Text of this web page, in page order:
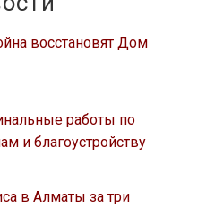
восстановят Дом
работы по
и благоустройству
в Алматы за три